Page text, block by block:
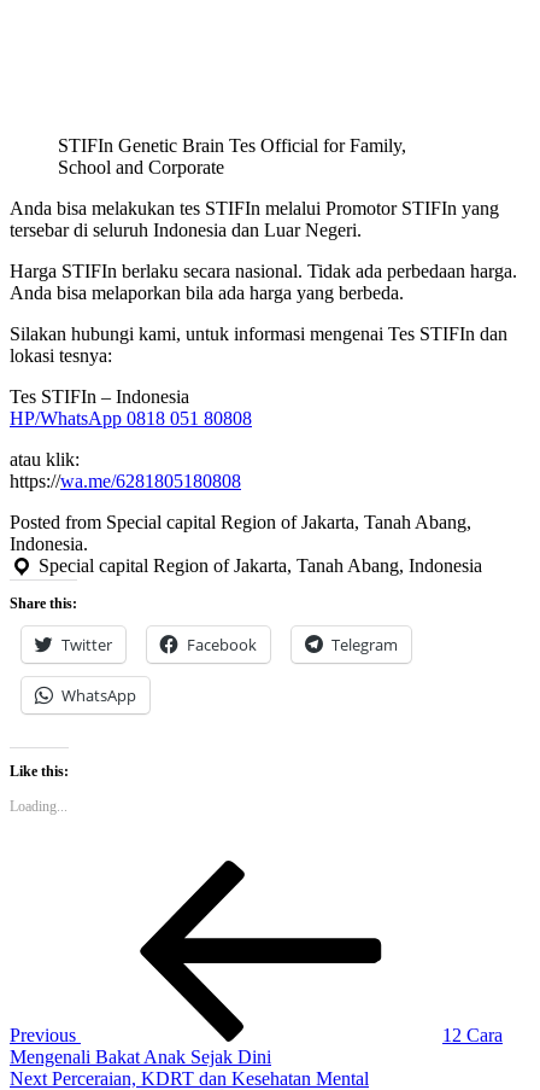
STIFIn Genetic Brain Tes Official for Family,
School and Corporate
Anda bisa melakukan tes STIFIn melalui Promotor STIFIn yang
tersebar di seluruh Indonesia dan Luar Negeri.
Harga STIFIn berlaku secara nasional. Tidak ada perbedaan harga.
Anda bisa melaporkan bila ada harga yang berbeda.
Silakan hubungi kami, untuk informasi mengenai Tes STIFIn dan
lokasi tesnya:
Tes STIFIn – Indonesia
HP/WhatsApp 0818 051 80808
atau klik:
https://wa.me/6281805180808
Posted from Special capital Region of Jakarta, Tanah Abang,
Indonesia.
Special capital Region of Jakarta, Tanah Abang, Indonesia
Share this:
Twitter Facebook Telegram
WhatsApp
Like this:
Loading...
Previous
12 Cara
Mengenali Bakat Anak Sejak Dini
Next
Next Perceraian, KDRT dan Kesehatan Mental